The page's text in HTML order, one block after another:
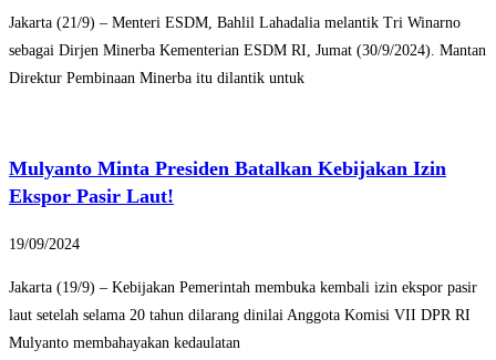
Jakarta (21/9) – Menteri ESDM, Bahlil Lahadalia melantik Tri Winarno
sebagai Dirjen Minerba Kementerian ESDM RI, Jumat (30/9/2024). Mantan
Direktur Pembinaan Minerba itu dilantik untuk
Mulyanto Minta Presiden Batalkan Kebijakan Izin
Ekspor Pasir Laut!
19/09/2024
Jakarta (19/9) – Kebijakan Pemerintah membuka kembali izin ekspor pasir
laut setelah selama 20 tahun dilarang dinilai Anggota Komisi VII DPR RI
Mulyanto membahayakan kedaulatan